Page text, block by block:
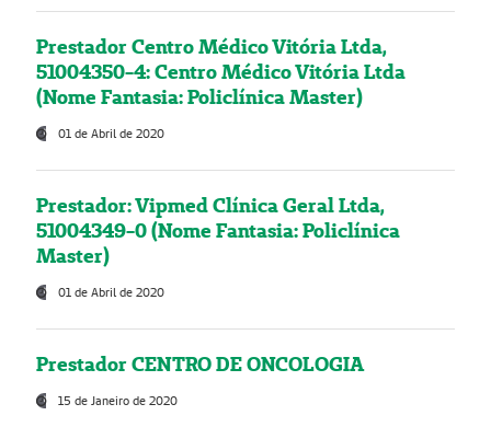
Prestador Centro Médico Vitória Ltda,
51004350-4: Centro Médico Vitória Ltda
(Nome Fantasia: Policlínica Master)
01 de Abril de 2020
Prestador: Vipmed Clínica Geral Ltda,
51004349-0 (Nome Fantasia: Policlínica
Master)
01 de Abril de 2020
Prestador CENTRO DE ONCOLOGIA
15 de Janeiro de 2020